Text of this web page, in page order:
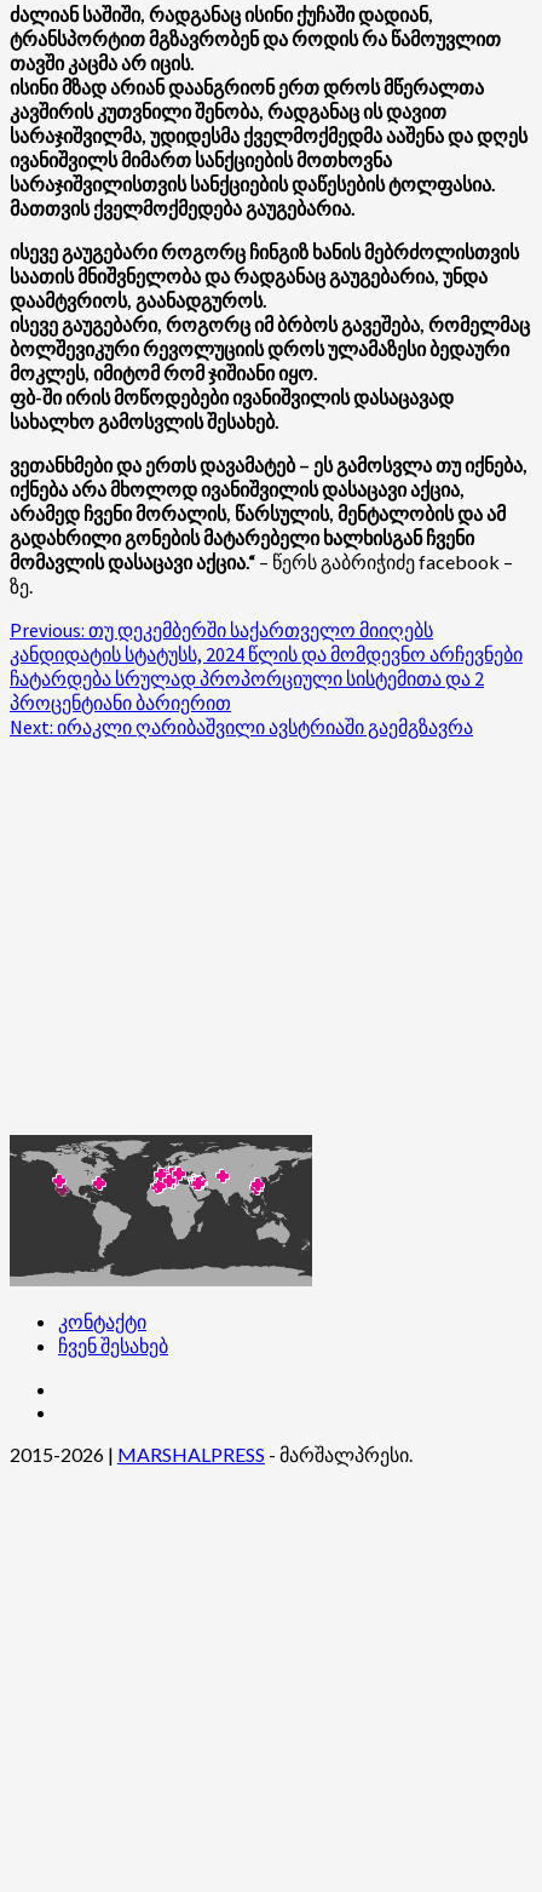
ძალიან საშიში, რადგანაც ისინი ქუჩაში დადიან,
ტრანსპორტით მგზავრობენ და როდის რა წამოუვლით
თავში კაცმა არ იცის.
ისინი მზად არიან დაანგრიონ ერთ დროს მწერალთა
კავშირის კუთვნილი შენობა, რადგანაც ის დავით
სარაჯიშვილმა, უდიდესმა ქველმოქმედმა ააშენა და დღეს
ივანიშვილს მიმართ სანქციების მოთხოვნა
სარაჯიშვილისთვის სანქციების დაწესების ტოლფასია.
მათთვის ქველმოქმედება გაუგებარია.
ისევე გაუგებარი როგორც ჩინგიზ ხანის მებრძოლისთვის
საათის მნიშვნელობა და რადგანაც გაუგებარია, უნდა
დაამტვრიოს, გაანადგუროს.
ისევე გაუგებარი, როგორც იმ ბრბოს გავეშება, რომელმაც
ბოლშევიკური რევოლუციის დროს ულამაზესი ბედაური
მოკლეს, იმიტომ რომ ჯიშიანი იყო.
ფბ-ში ირის მოწოდებები ივანიშვილის დასაცავად
სახალხო გამოსვლის შესახებ.
ვეთანხმები და ერთს დავამატებ – ეს გამოსვლა თუ იქნება,
იქნება არა მხოლოდ ივანიშვილის დასაცავი აქცია,
არამედ ჩვენი მორალის, წარსულის, მენტალობის და ამ
გადახრილი გონების მატარებელი ხალხისგან ჩვენი
მომავლის დასაცავი აქცია.“ – წერს გაბრიჭიძე facebook –
ზე.
Post
navigation
Previous: თუ დეკემბერში საქართველო მიიღებს
კანდიდატის სტატუსს, 2024 წლის და მომდევნო არჩევნები
ჩატარდება სრულად პროპორციული სისტემითა და 2
პროცენტიანი ბარიერით
Next: ირაკლი ღარიბაშვილი ავსტრიაში გაემგზავრა
კონტაქტი
ჩვენ შესახებ
2015-2026 | MARSHALPRESS - მარშალპრესი.